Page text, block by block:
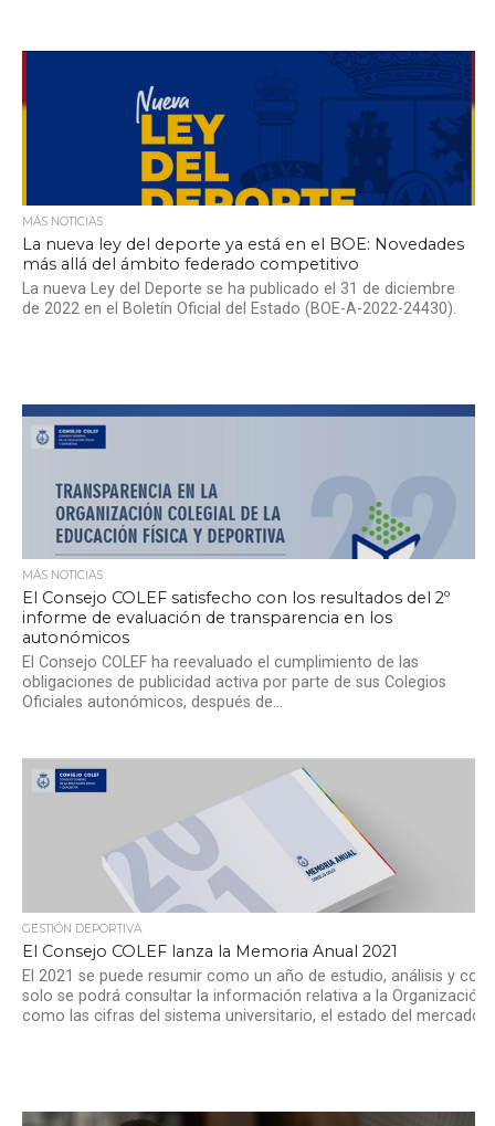
MÁS NOTICIAS
La nueva ley del deporte ya está en el BOE: Novedades
más allá del ámbito federado competitivo
La nueva Ley del Deporte se ha publicado el 31 de diciembre
de 2022 en el Boletín Oficial del Estado (BOE-A-2022-24430).
MÁS NOTICIAS
El Consejo COLEF satisfecho con los resultados del 2º
informe de evaluación de transparencia en los
autonómicos
El Consejo COLEF ha reevaluado el cumplimiento de las
obligaciones de publicidad activa por parte de sus Colegios
Oficiales autonómicos, después de...
GESTIÓN DEPORTIVA
El Consejo COLEF lanza la Memoria Anual 2021
El 2021 se puede resumir como un año de estudio, análisis y
solo se podrá consultar la información relativa a la
como las cifras del sistema universitario, el estado del mercado